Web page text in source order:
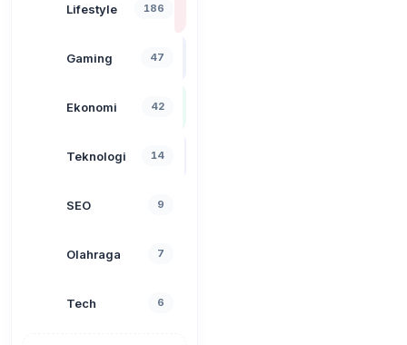
Lifestyle 186
Gaming 47
Ekonomi 42
Teknologi 14
SEO 9
Olahraga 7
Tech 6